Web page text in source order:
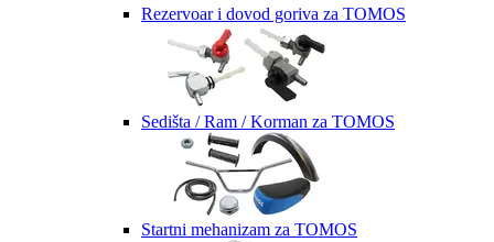
Rezervoar i dovod goriva za TOMOS
Sedišta / Ram / Korman za TOMOS
Startni mehanizam za TOMOS